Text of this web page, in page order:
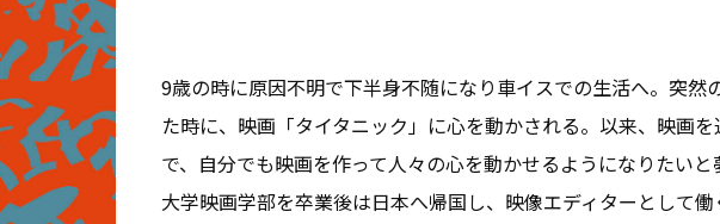
9歳の時に原因不明で下半身不随になり車イスでの生活へ。突然
た時に、映画「タイタニック」に心を動かされる。以来、映画
で、自分でも映画を作って人々の心を動かせるようになりたい
大学映画学部を卒業後は日本へ帰国し、映像エディターとして